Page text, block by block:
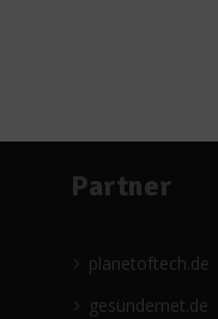
Partner
planetoftech.de
gesündernet.de